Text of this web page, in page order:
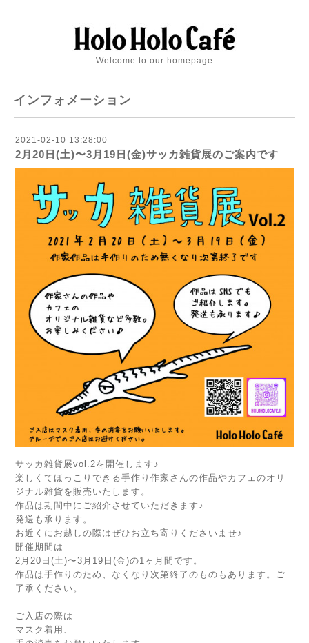
Welcome to our homepage
インフォメーション
2021-02-10 13:28:00
2月20日(土)〜3月19日(金)サッカ雑貨展のご案内です
サッカ雑貨展vol.2を開催します♪
楽しくてほっこりできる手作り作家さんの作品やカフェのオリ
ジナル雑貨を販売いたします。
作品は期間中にご紹介させていただきます♪
発送も承ります。
お近くにお越しの際はぜひお立ち寄りくださいませ♪
開催期間は
2月20日(土)〜3月19日(金)の1ヶ月間です。
作品は手作りのため、なくなり次第終了のものもあります。ご
了承ください。
ご入店の際は
マスク着用、